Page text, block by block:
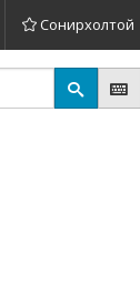
Сонирхолтой